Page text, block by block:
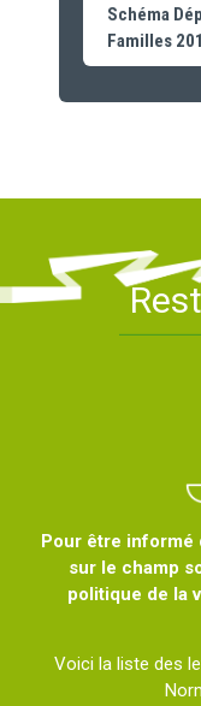
Schéma
Familles
Pour être informé
sur le champ
politique de la
Voici la liste des